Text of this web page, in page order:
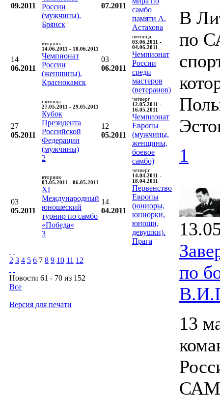
09.2011
России
(мужчины).
Брянск
07.2011
самбо
памяти А.
Астахова
14
06.2011
вторник
14.06.2011 - 18.06.2011
Чемпионат
России
(женщины).
Краснокамск
03
06.2011
пятница
03.06.2011 -
04.06.2011
Чемпионат
России
среди
мастеров
(ветеранов)
27
05.2011
пятница
27.05.2011 - 29.05.2011
Кубок
Президента
Российской
Федерации
(мужчины)
2
12
05.2011
четверг
12.05.2011 -
16.05.2011
Чемпионат
Европы
(мужчины,
женщины,
боевое
самбо)
03
05.2011
вторник
03.05.2011 - 06.05.2011
XI
Международный
юношеский
турнир по самбо
«Победа»
3
14
04.2011
четверг
14.04.2011 -
18.04.2011
Первенство
Европы
(юниоры,
юниорки,
юноши,
девушки).
Прага
2 3 4 5 6 7 8 9 10 11 12
Новости 61 - 70 из 152
Все
Версия для печати
В
по
1
по
13